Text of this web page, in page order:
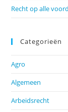
Recht op alle
Categorieën
Agro
Algemeen
Arbeidsrecht